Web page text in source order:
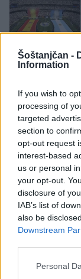
Šoštanjčan -
Information
If you wish to
processing of
targeted
section to
opt-out request
interest-based
us or personal
your opt-out.
disclosure of
IAB’s list of
also be
Downstream
Personal